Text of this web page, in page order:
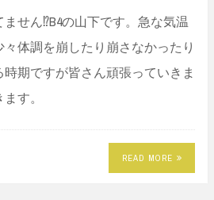
せん⁉︎B4の山下です。急な気温
体調を崩したり崩さなかったり
期ですが皆さん頑張っていきま
す。
READ MORE